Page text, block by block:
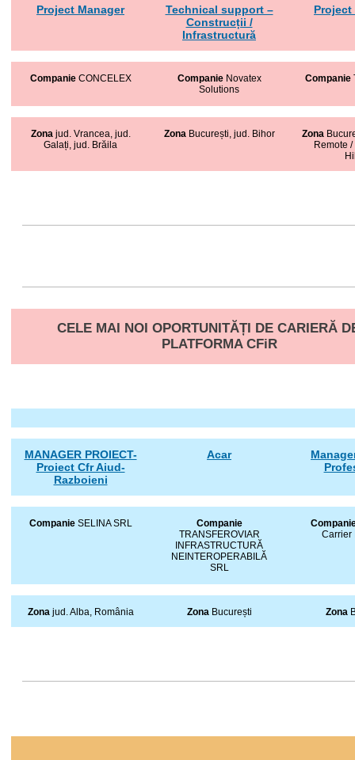
Project Manager
Technical support –
Construcții /
Infrastructură
Project
Companie CONCELEX CompanieNovatex
Solutions
Companie
Zona jud. Vrancea, jud.
Galați, jud. Brăila
Zona București, jud. Bihor Zona
Remote
CELE MAI NOI OPORTUNITĂȚI DE CARIERĂ
PLATFORMA CFiR
MANAGER PROIECT-
Proiect Cfr Aiud-
Razboieni
Acar
Companie SELINA SRL
Companie
TRANSFEROVIAR
INFRASTRUCTURĂ
NEINTEROPERABILĂ
SRL
Carrier
Zona jud. Alba, România Zona București Zona